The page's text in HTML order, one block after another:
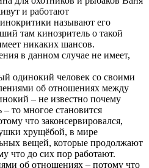
и работают
называют его
там кинозритель о такой
никаких шансов.
в данном случае не имеет,
одинокий человек со своими
об отношениях между
– не известно почему
то многое становится
что законсервировался,
хрущёбой, в мире
вещей, которые продолжают
что до сих пор работают.
об отношениях – потому что